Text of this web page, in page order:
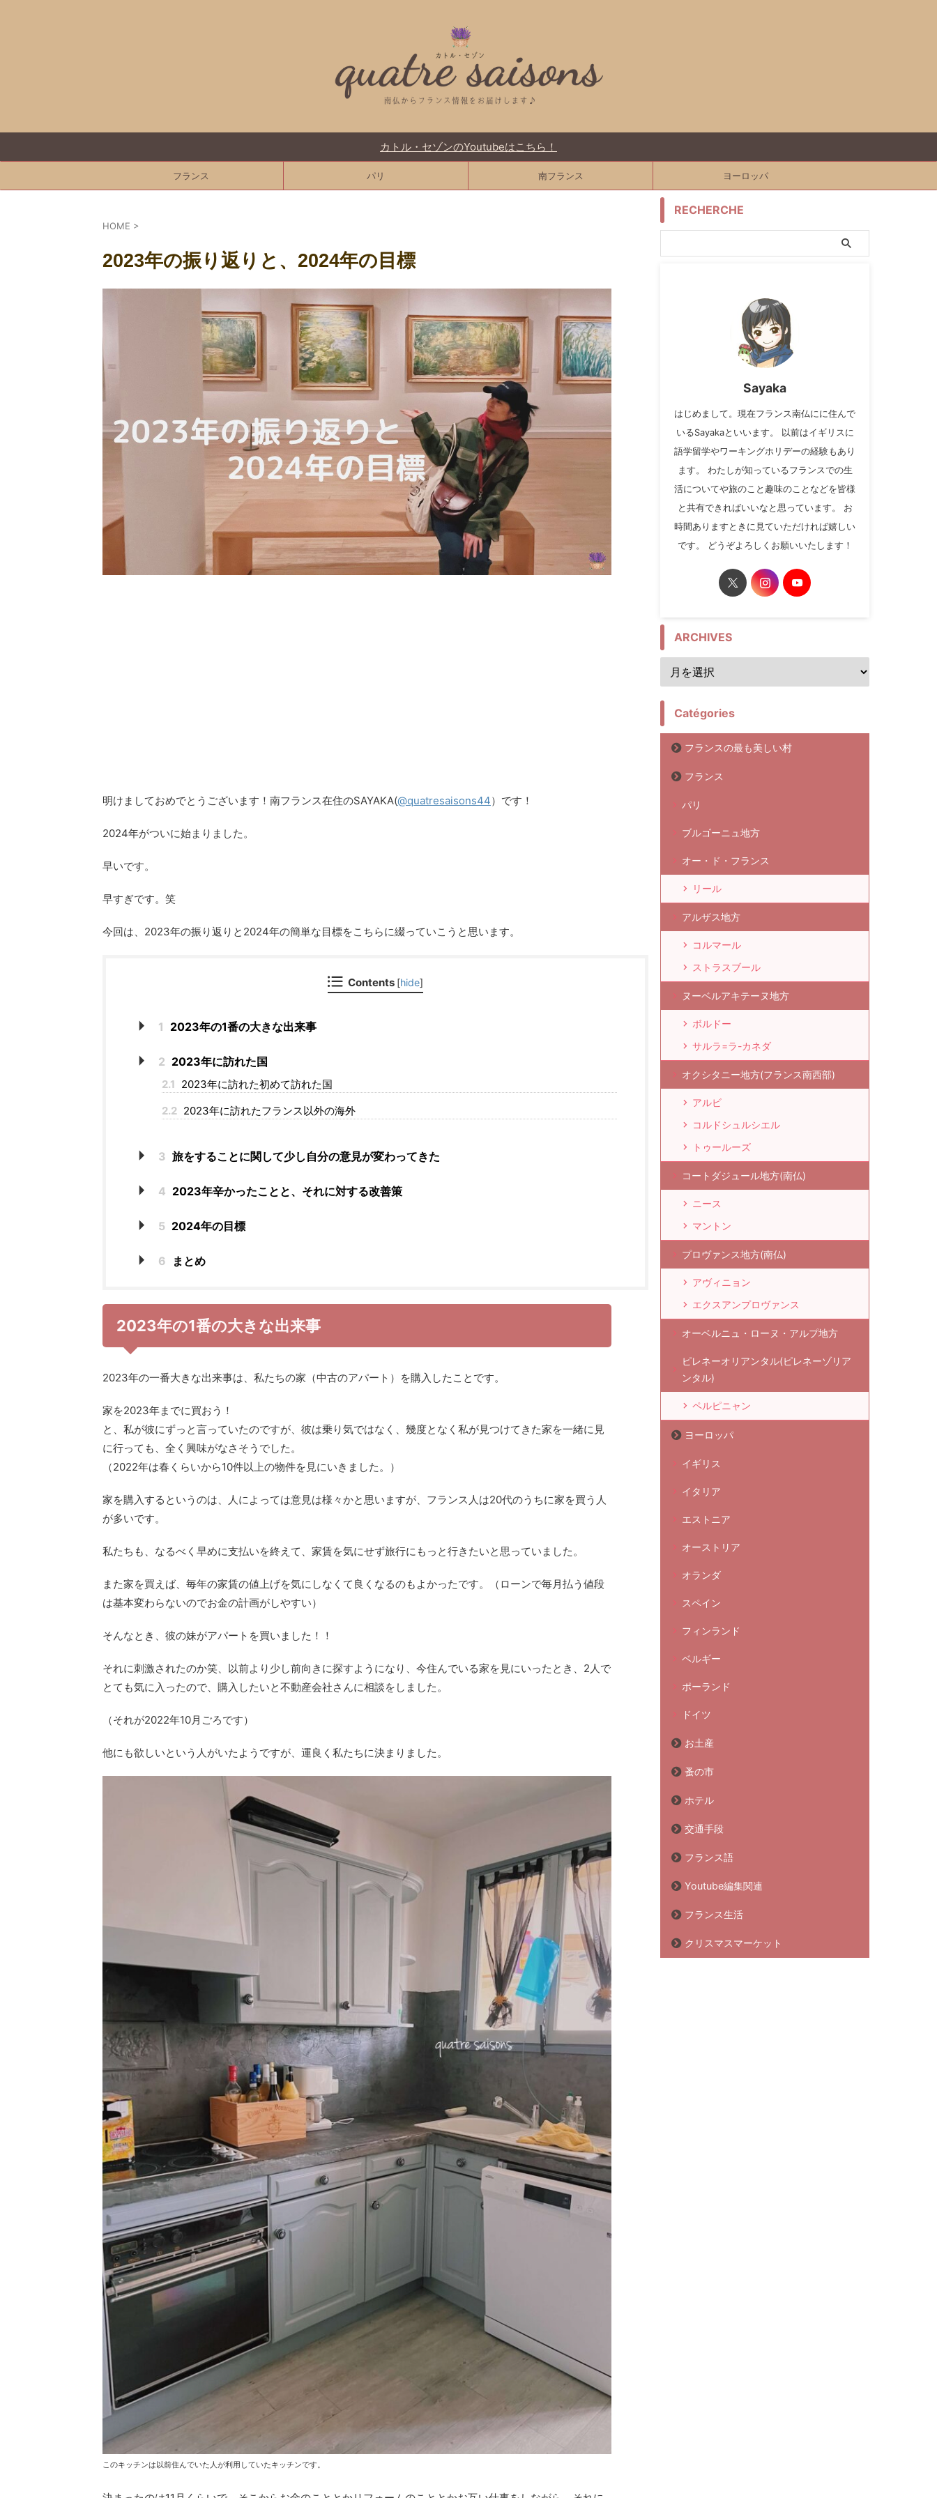
カトル・セゾンのYoutubeはこちら！
フランス パリ 南フランス ヨーロッパ
HOME >
2023年の振り返りと、2024年の目標
明けましておめでとうございます！南フランス在住のSAYAKA(@quatresaisons44）です！
2024年がついに始まりました。
早いです。
早すぎです。笑
今回は、2023年の振り返りと2024年の簡単な目標をこちらに綴っていこうと思います。
Contents [hide]
1 2023年の1番の大きな出来事
2 2023年に訪れた国
2.1 2023年に訪れた初めて訪れた国
2.2 2023年に訪れたフランス以外の海外
3 旅をすることに関して少し自分の意見が変わってきた
4 2023年辛かったことと、それに対する改善策
5 2024年の目標
6 まとめ
2023年の1番の大きな出来事
2023年の一番大きな出来事は、私たちの家（中古のアパート）を購入したことです。
家を2023年までに買おう！
と、私が彼にずっと言っていたのですが、彼は乗り気ではなく、幾度となく私が見つけてきた家を一緒に見
に行っても、全く興味がなさそうでした。
（2022年は春くらいから10件以上の物件を見にいきました。）
家を購入するというのは、人によっては意見は様々かと思いますが、フランス人は20代のうちに家を買う人
が多いです。
私たちも、なるべく早めに支払いを終えて、家賃を気にせず旅行にもっと行きたいと思っていました。
また家を買えば、毎年の家賃の値上げを気にしなくて良くなるのもよかったです。（ローンで毎月払う値段
は基本変わらないのでお金の計画がしやすい）
そんなとき、彼の妹がアパートを買いました！！
それに刺激されたのか笑、以前より少し前向きに探すようになり、今住んでいる家を見にいったとき、2人で
とても気に入ったので、購入したいと不動産会社さんに相談をしました。
（それが2022年10月ごろです）
他にも欲しいという人がいたようですが、運良く私たちに決まりました。
このキッチンは以前住んでいた人が利用していたキッチンです。
RECHERCHE
Sayaka
はじめまして。現在フランス南仏にに住んで
いるSayakaといいます。 以前はイギリスに
語学留学やワーキングホリデーの経験もあり
ます。 わたしが知っているフランスでの生
活についてや旅のこと趣味のことなどを皆様
と共有できればいいなと思っています。 お
時間ありますときに見ていただければ嬉しい
です。 どうぞよろしくお願いいたします！
ARCHIVES
Catégories
フランスの最も美しい村
フランス
パリ
ブルゴーニュ地方
オー・ド・フランス
リール
アルザス地方
コルマール
ストラスブール
ヌーベルアキテーヌ地方
ボルドー
サルラ=ラ-カネダ
オクシタニー地方(フランス南西部)
アルビ
コルドシュルシエル
トゥールーズ
コートダジュール地方(南仏)
ニース
マントン
プロヴァンス地方(南仏)
アヴィニョン
エクスアンプロヴァンス
オーベルニュ・ローヌ・アルプ地方
ピレネーオリアンタル(ピレネーゾリア
ンタル)
ペルピニャン
ヨーロッパ
イギリス
イタリア
エストニア
オーストリア
オランダ
スペイン
フィンランド
ベルギー
ポーランド
ドイツ
お土産
蚤の市
ホテル
交通手段
フランス語
Youtube編集関連
フランス生活
クリスマスマーケット